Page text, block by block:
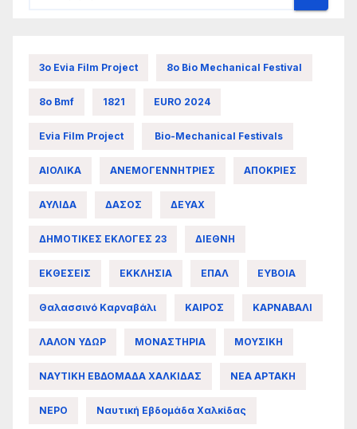
3ο Evia Film Project 8ο Bio Mechanical Festival
8ο Bmf 1821 EURO 2024
Evia Film Project Bio-Mechanical Festivals
ΑΙΟΛΙΚΑ ΑΝΕΜΟΓΕΝΝΗΤΡΙΕΣ ΑΠΟΚΡΙΕΣ
ΑΥΛΙΔΑ ΔΑΣΟΣ ΔΕΥΑΧ
ΔΗΜΟΤΙΚΕΣ ΕΚΛΟΓΕΣ 23 ΔΙΕΘΝΗ
ΕΚΘΕΣΕΙΣ ΕΚΚΛΗΣΙΑ ΕΠΑΛ ΕΥΒΟΙΑ
Θαλασσινό Καρναβάλι ΚΑΙΡΟΣ ΚΑΡΝΑΒΑΛΙ
ΛΑΛΟΝ ΥΔΩΡ ΜΟΝΑΣΤΗΡΙΑ ΜΟΥΣΙΚΗ
ΝΑΥΤΙΚΗ ΕΒΔΟΜΑΔΑ ΧΑΛΚΙΔΑΣ ΝΕΑ ΑΡΤΑΚΗ
ΝΕΡΟ Ναυτική Εβδομάδα Χαλκίδας